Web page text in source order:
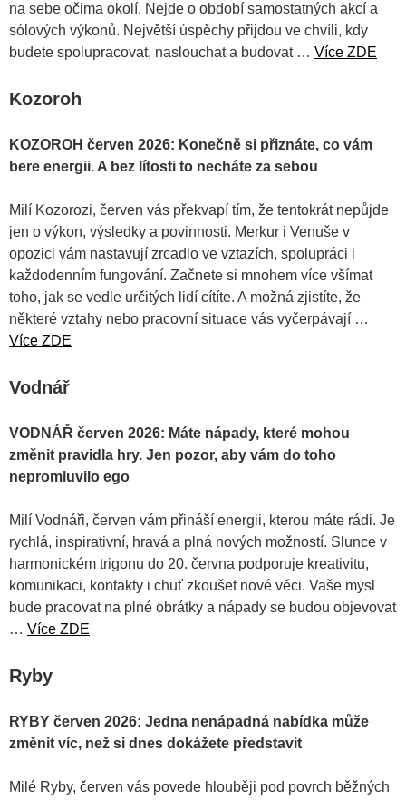
na sebe očima okolí. Nejde o období samostatných akcí a
sólových výkonů. Největší úspěchy přijdou ve chvíli, kdy
budete spolupracovat, naslouchat a budovat … Více ZDE
Kozoroh
KOZOROH červen 2026: Konečně si přiznáte, co vám
bere energii. A bez lítosti to necháte za sebou
Milí Kozorozi, červen vás překvapí tím, že tentokrát nepůjde
jen o výkon, výsledky a povinnosti. Merkur i Venuše v
opozici vám nastavují zrcadlo ve vztazích, spolupráci i
každodenním fungování. Začnete si mnohem více všímat
toho, jak se vedle určitých lidí cítíte. A možná zjistíte, že
některé vztahy nebo pracovní situace vás vyčerpávají …
Více ZDE
Vodnář
VODNÁŘ červen 2026: Máte nápady, které mohou
změnit pravidla hry. Jen pozor, aby vám do toho
nepromluvilo ego
Milí Vodnáři, červen vám přináší energii, kterou máte rádi. Je
rychlá, inspirativní, hravá a plná nových možností. Slunce v
harmonickém trigonu do 20. června podporuje kreativitu,
komunikaci, kontakty i chuť zkoušet nové věci. Vaše mysl
bude pracovat na plné obrátky a nápady se budou objevovat
… Více ZDE
Ryby
RYBY červen 2026: Jedna nenápadná nabídka může
změnit víc, než si dnes dokážete představit
Milé Ryby, červen vás povede hlouběji pod povrch běžných